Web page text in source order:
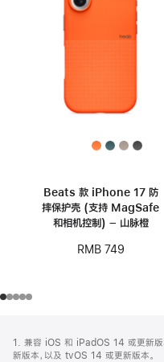
Beats 款 iPhone 17 防
摔保护壳 (支持 MagSafe
和相机控制) – 山脉橙
RMB 749
页
注
1. 兼容 iOS 和 iPadOS 14 或更新版
新版本，以及 tvOS 14 或更新版本。